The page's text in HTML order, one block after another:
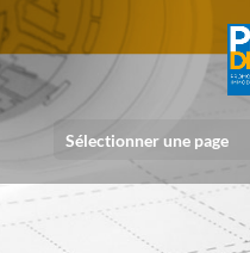
Sélectionner une page